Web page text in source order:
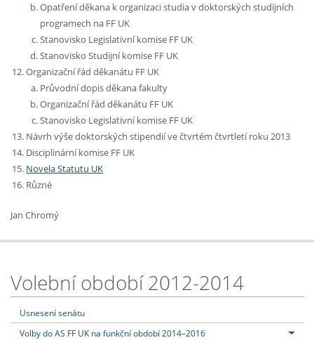
Opatření děkana k organizaci studia v doktorských studijních
programech na FF UK
Stanovisko Legislativní komise FF UK
Stanovisko Studijní komise FF UK
Organizační řád děkanátu FF UK
Průvodní dopis děkana fakulty
Organizační řád děkanátu FF UK
Stanovisko Legislativní komise FF UK
Návrh výše doktorských stipendií ve čtvrtém čtvrtletí roku 2013
Disciplinární komise FF UK
Novela Statutu UK
Různé
Jan Chromý
Volební období 2012-2014
Usnesení senátu
Volby do AS FF UK na funkční období 2014–2016